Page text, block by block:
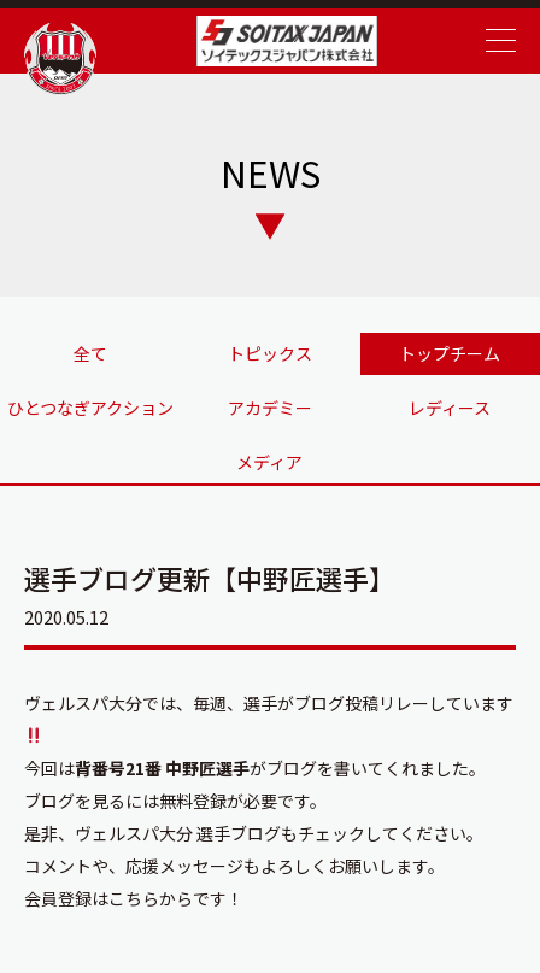
NEWS
全て トピックス トップチーム
ひとつなぎアクション アカデミー レディース
メディア
選手ブログ更新【中野匠選手】
2020.05.12
ヴェルスパ大分では、毎週、選手がブログ投稿リレーしています
今回は背番号21番 中野匠選手がブログを書いてくれました。
ブログを見るには無料登録が必要です。
是非、ヴェルスパ大分 選手ブログもチェックしてください。
コメントや、応援メッセージもよろしくお願いします。
会員登録はこちらからです！